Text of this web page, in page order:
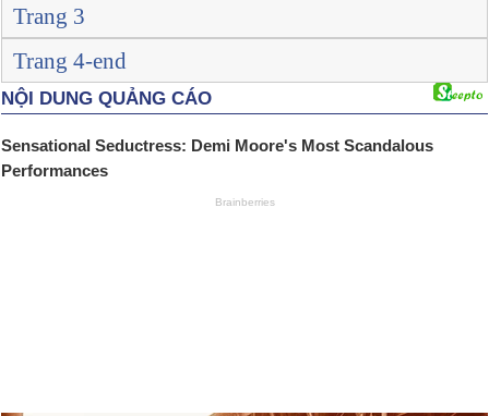
Trang 3
Trang 4-end